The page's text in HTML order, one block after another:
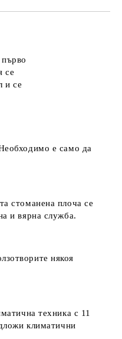
се
и се
е само да
стоманена плоча се
и вярна служба.
някоя
техника с 11
климатични